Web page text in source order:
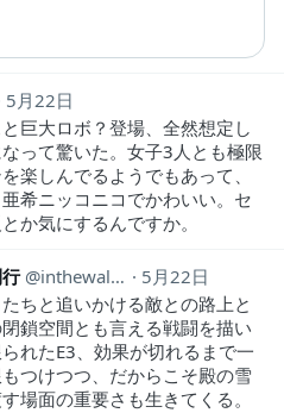
5月22日
巨大ロボ？登場、全然想定し
って驚いた。女子3人とも極限
楽しんでるようでもあって、
希ニッコニコでかわいい。セ
か気にするんですか。
inthewall81
5月22日
ちと追いかける敵との路上と
鎖空間とも言える戦闘を描い
れたE3、効果が切れるまで一
つけつつ、だからこそ殿の雪
場面の重要さも生きてくる。